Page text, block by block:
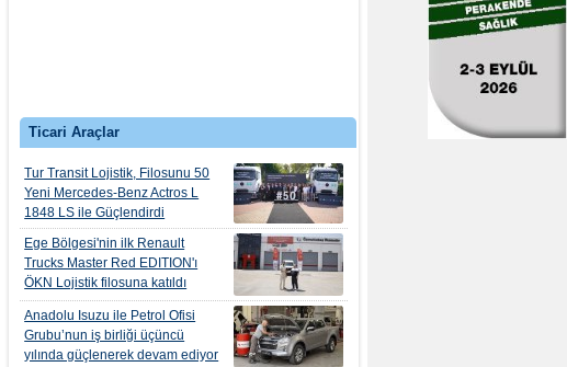
Ticari Araçlar
Tur Transit Lojistik, Filosunu 50
Yeni Mercedes-Benz Actros L
1848 LS ile Güçlendirdi
Ege Bölgesi'nin ilk Renault
Trucks Master Red EDITION'ı
ÖKN Lojistik filosuna katıldı
Anadolu Isuzu ile Petrol Ofisi
Grubu’nun iş birliği üçüncü
yılında güçlenerek devam ediyor